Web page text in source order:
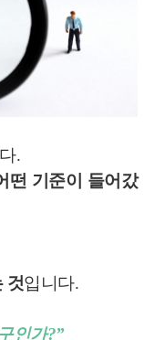
.
떤 기준이 들어갔
것입니다.
인가?”